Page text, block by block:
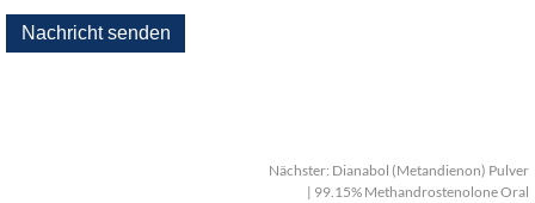
Nächster: Dianabol (Metandienon) Pulver
| 99.15% Methandrostenolone Oral